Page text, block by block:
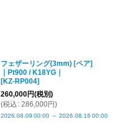
フェザーリング(3mm) [ペア]
｜Pt900 / K18YG｜
[KZ-RP004]
260,000円(税別)
(税込 : 286,000円)
2026.08.09 00:00 ～ 2026.08.16 00:00